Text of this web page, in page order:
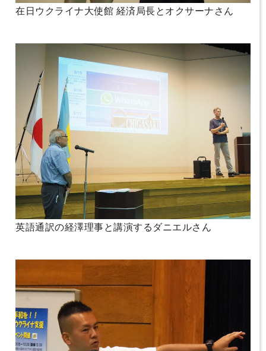
在日ウクライナ大使館 経済局長とオクサーナさん
英語通訳の経澤理事と講演するダニエルさん